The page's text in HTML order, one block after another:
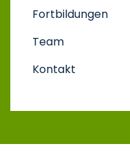
Fortbildungen
Team
Kontakt